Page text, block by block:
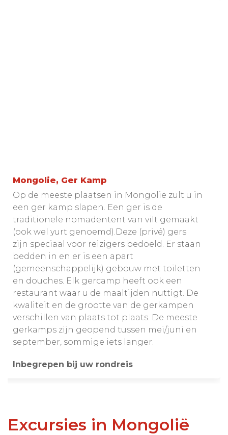
Mongolie, Ger Kamp
Op de meeste plaatsen in Mongolië zult u in
een ger kamp slapen. Een ger is de
traditionele nomadentent van vilt gemaakt
(ook wel yurt genoemd).Deze (privé) gers
zijn speciaal voor reizigers bedoeld. Er staan
bedden in en er is een apart
(gemeenschappelijk) gebouw met toiletten
en douches. Elk gercamp heeft ook een
restaurant waar u de maaltijden nuttigt. De
kwaliteit en de grootte van de gerkampen
verschillen van plaats tot plaats. De meeste
gerkamps zijn geopend tussen mei/juni en
september, sommige iets langer.
Inbegrepen bij uw rondreis
Excursies in Mongolië